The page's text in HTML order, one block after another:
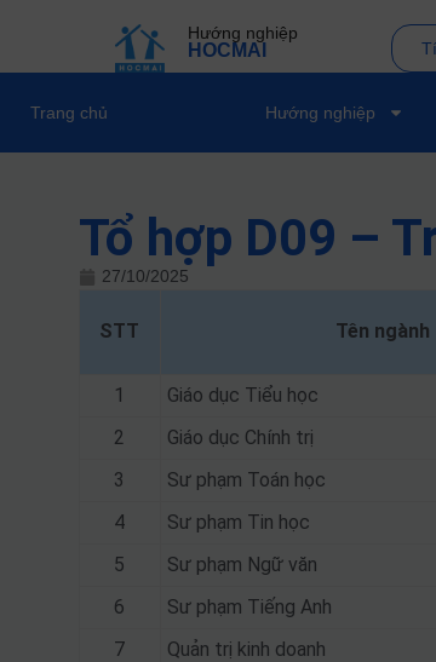
Hướng nghiệp
HOCMAI
Trang chủ Hướng nghiệp
Tổ hợp D09 –
27/10/2025
STT Tên ngành
1
Giáo dục Tiểu học
2
Giáo dục Chính trị
3
Sư phạm Toán học
4
Sư phạm Tin học
5
Sư phạm Ngữ văn
6
Sư phạm Tiếng Anh
7
Quản trị kinh doanh